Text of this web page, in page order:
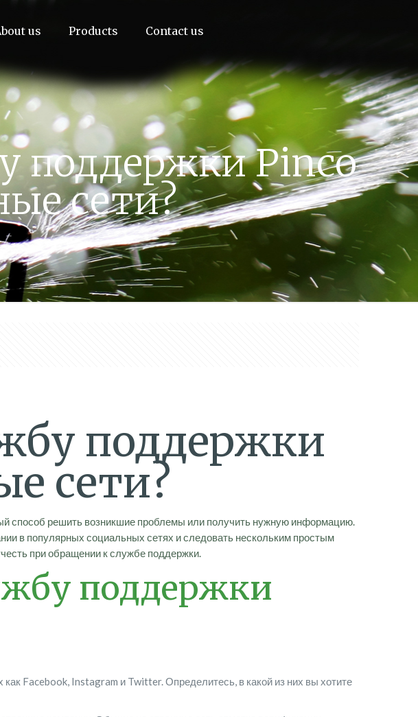
us Products Contact us
поддержки Pinco
сети?
поддержки
сети?
способ решить возникшие проблемы или получить нужную информацию.
в популярных социальных сетях и следовать нескольким простым
при обращении к службе поддержки.
поддержки
Facebook, Instagram и Twitter. Определитесь, в какой из них вы хотите